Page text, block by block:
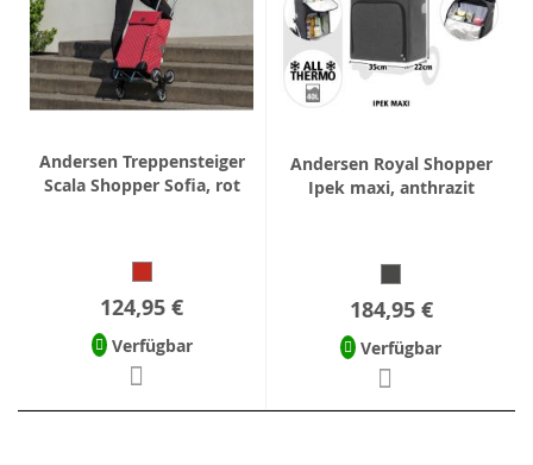
Andersen Treppensteiger
Scala Shopper Sofia, rot
124,95 €
Verfügbar
Andersen Royal Shopper
Ipek maxi, anthrazit
184,95 €
Verfügbar